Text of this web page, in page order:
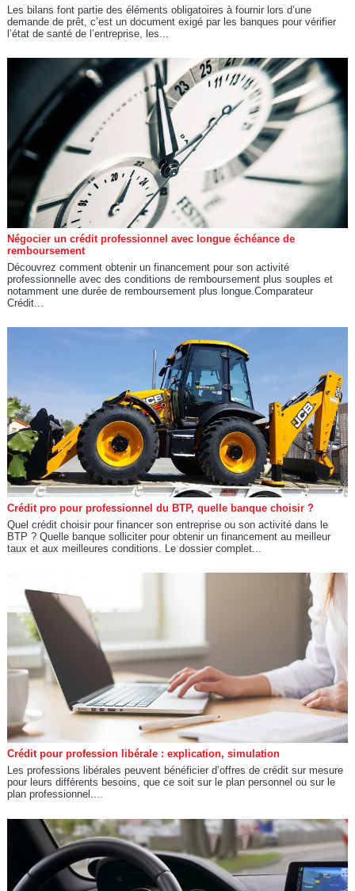
Les bilans font partie des éléments obligatoires à fournir lors d’une
demande de prêt, c’est un document exigé par les banques pour vérifier
l’état de santé de l’entreprise, les...
Négocier un crédit professionnel avec longue échéance de
remboursement
Découvrez comment obtenir un financement pour son activité
professionnelle avec des conditions de remboursement plus souples et
notamment une durée de remboursement plus longue.Comparateur
Crédit...
Crédit pro pour professionnel du BTP, quelle banque choisir ?
Quel crédit choisir pour financer son entreprise ou son activité dans le
BTP ? Quelle banque solliciter pour obtenir un financement au meilleur
taux et aux meilleures conditions. Le dossier complet...
Crédit pour profession libérale : explication, simulation
Les professions libérales peuvent bénéficier d’offres de crédit sur mesure
pour leurs différents besoins, que ce soit sur le plan personnel ou sur le
plan professionnel....